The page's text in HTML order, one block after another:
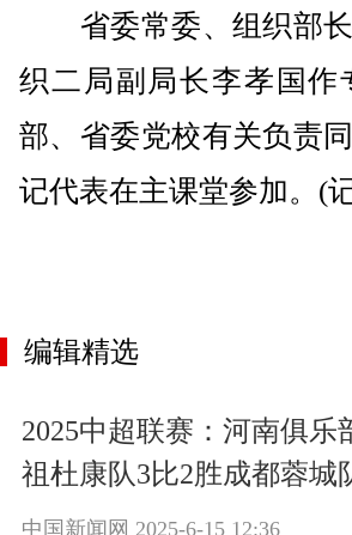
省委常委、组织部长
织二局副局长李孝国作
部、省委党校有关负责
记代表在主课堂参加。(
编辑精选
2025中超联赛：河南俱乐
祖杜康队3比2胜成都蓉城
中国新闻网 2025-6-15 12:36